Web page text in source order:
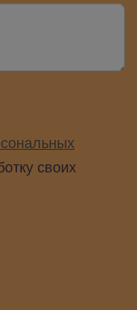
своих